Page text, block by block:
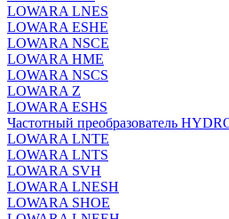
LOWARA LNES
LOWARA ESHE
LOWARA NSCE
LOWARA HME
LOWARA NSCS
LOWARA Z
LOWARA ESHS
Частотный преобразователь
LOWARA LNTE
LOWARA LNTS
LOWARA SVH
LOWARA LNESH
LOWARA SHOE